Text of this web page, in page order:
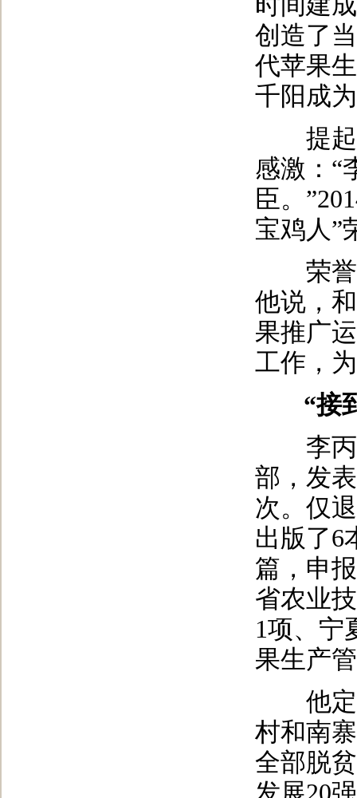
创造了
代苹果
千阳成
提起
感激：“
臣。
宝鸡人”
荣誉
他说，
果推广
工作，
“接
李丙
部，发
次。仅
出版了6
篇，申
省农业
1项、宁
果生产
他定
村和南
全部脱